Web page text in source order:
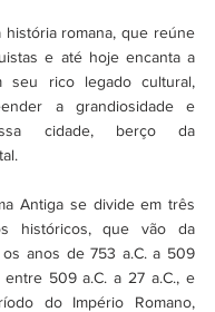
história romana, que reúne
e até hoje encanta a
seu rico legado cultural,
a grandiosidade e
cidade, berço da
Antiga se divide em três
históricos, que vão da
os anos de 753 a.C. a 509
entre 509 a.C. a 27 a.C., e
do Império Romano,